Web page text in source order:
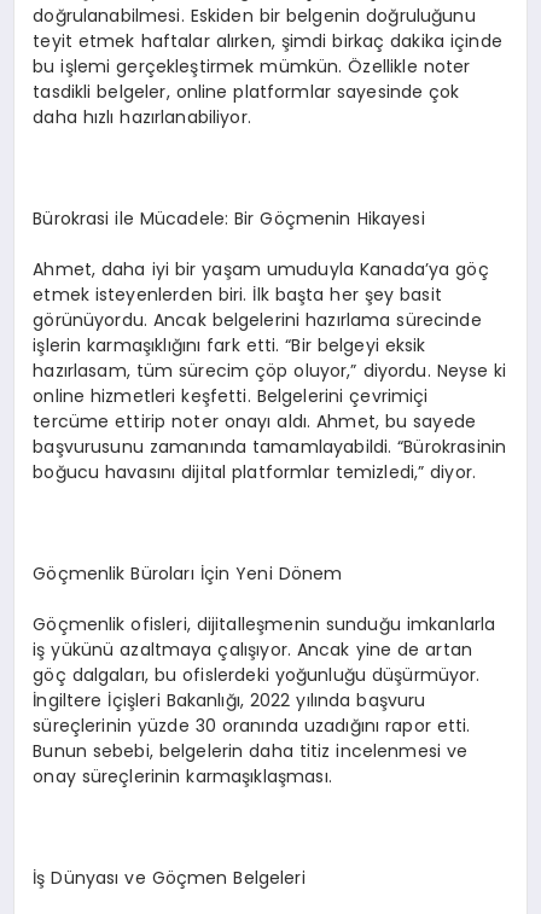
doğrulanabilmesi. Eskiden bir belgenin doğruluğunu
teyit etmek haftalar alırken, şimdi birkaç dakika içinde
bu işlemi gerçekleştirmek mümkün. Özellikle noter
tasdikli belgeler, online platformlar sayesinde çok
daha hızlı hazırlanabiliyor.
Bürokrasi ile Mücadele: Bir Göçmenin Hikayesi
Ahmet, daha iyi bir yaşam umuduyla Kanada’ya göç
etmek isteyenlerden biri. İlk başta her şey basit
görünüyordu. Ancak belgelerini hazırlama sürecinde
işlerin karmaşıklığını fark etti. “Bir belgeyi eksik
hazırlasam, tüm sürecim çöp oluyor,” diyordu. Neyse ki
online hizmetleri keşfetti. Belgelerini çevrimiçi
tercüme ettirip noter onayı aldı. Ahmet, bu sayede
başvurusunu zamanında tamamlayabildi. “Bürokrasinin
boğucu havasını dijital platformlar temizledi,” diyor.
Göçmenlik Büroları İçin Yeni Dönem
Göçmenlik ofisleri, dijitalleşmenin sunduğu imkanlarla
iş yükünü azaltmaya çalışıyor. Ancak yine de artan
göç dalgaları, bu ofislerdeki yoğunluğu düşürmüyor.
İngiltere İçişleri Bakanlığı, 2022 yılında başvuru
süreçlerinin yüzde 30 oranında uzadığını rapor etti.
Bunun sebebi, belgelerin daha titiz incelenmesi ve
onay süreçlerinin karmaşıklaşması.
İş Dünyası ve Göçmen Belgeleri